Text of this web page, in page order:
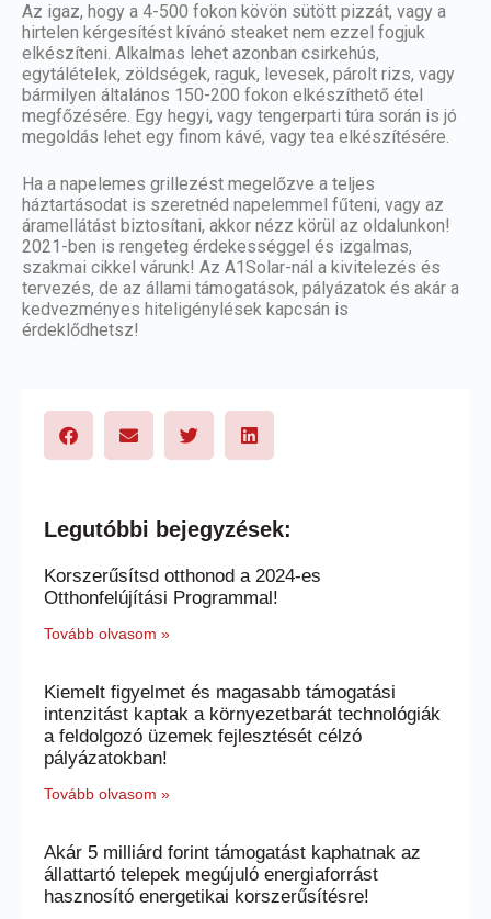
Az igaz, hogy a 4-500 fokon kövön sütött pizzát, vagy a
hirtelen kérgesítést kívánó steaket nem ezzel fogjuk
elkészíteni. Alkalmas lehet azonban csirkehús,
egytálételek, zöldségek, raguk, levesek, párolt rizs, vagy
bármilyen általános 150-200 fokon elkészíthető étel
megfőzésére. Egy hegyi, vagy tengerparti túra során is jó
megoldás lehet egy finom kávé, vagy tea elkészítésére.
Ha a napelemes grillezést megelőzve a teljes
háztartásodat is szeretnéd napelemmel fűteni, vagy az
áramellátást biztosítani, akkor nézz körül az oldalunkon!
2021-ben is rengeteg érdekességgel és izgalmas,
szakmai cikkel várunk! Az A1Solar-nál a kivitelezés és
tervezés, de az állami támogatások, pályázatok és akár a
kedvezményes hiteligénylések kapcsán is
érdeklődhetsz!
Legutóbbi bejegyzések:
Korszerűsítsd otthonod a 2024-es
Otthonfelújítási Programmal!
Tovább olvasom »
Kiemelt figyelmet és magasabb támogatási
intenzitást kaptak a környezetbarát technológiák
a feldolgozó üzemek fejlesztését célzó
pályázatokban!
Tovább olvasom »
Akár 5 milliárd forint támogatást kaphatnak az
állattartó telepek megújuló energiaforrást
hasznosító energetikai korszerűsítésre!